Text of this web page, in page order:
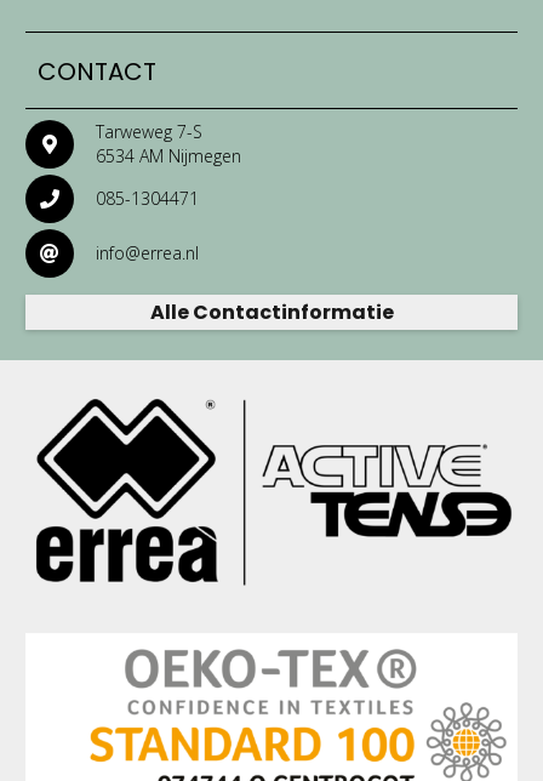
CONTACT
Tarweweg 7-S
6534 AM Nijmegen
085-1304471
info@errea.nl
Alle Contactinformatie